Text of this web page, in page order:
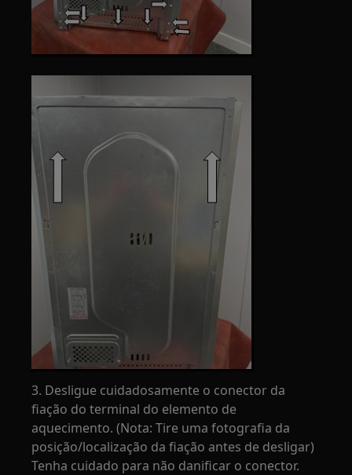
3. Desligue cuidadosamente o conector da
fiação do terminal do elemento de
aquecimento. (Nota: Tire uma fotografia da
posição/localização da fiação antes de desligar)
Tenha cuidado para não danificar o conector.